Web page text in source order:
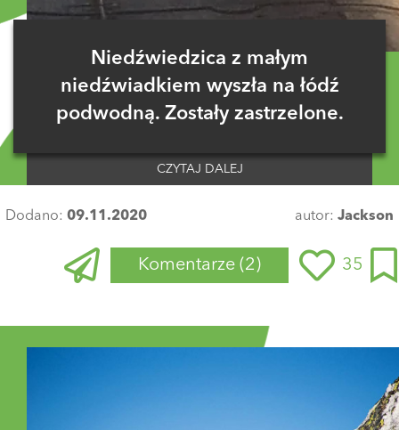
Niedźwiedzica z małym
niedźwiadkiem wyszła na łódź
podwodną. Zostały zastrzelone.
CZYTAJ DALEJ
Dodano: 09.11.2020 autor: Jackson
Komentarze (2) 35